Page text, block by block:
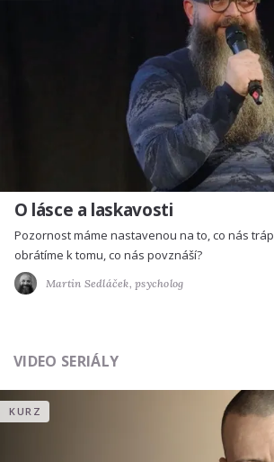
O lásce a laskavosti
Pozornost máme nastavenou na to, co nás
obrátíme k tomu, co nás povznáší?
Martin Sedláček,psycholog
VIDEO SERIÁLY
KURZ